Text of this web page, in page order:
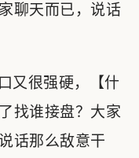
聊天而已，说话
又很强硬，【什
找谁接盘？大家
话那么敌意干